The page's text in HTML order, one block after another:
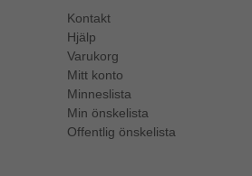
Kontakt
Hjälp
Varukorg
Mitt konto
Minneslista
Min önskelista
Offentlig önskelista